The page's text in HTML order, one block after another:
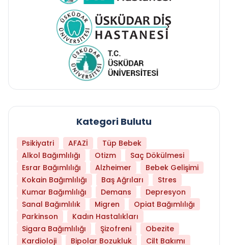
Kategori Bulutu
Psikiyatri AFAZİ
Tüp Bebek
Alkol Bağımlılığı
Otizm
Saç Dökülmesi
Esrar Bağımlılığı
Alzheimer
Bebek Gelişimi
Kokain Bağımlılığı
Baş Ağrıları
Stres
Kumar Bağımlılığı
Demans
Depresyon
Sanal Bağımlılık
Migren
Opiat Bağımlılığı
Parkinson
Kadın Hastalıkları
Sigara Bağımlılığı
Şizofreni
Obezite
Kardioloji
Bipolar Bozukluk Cilt Bakımı